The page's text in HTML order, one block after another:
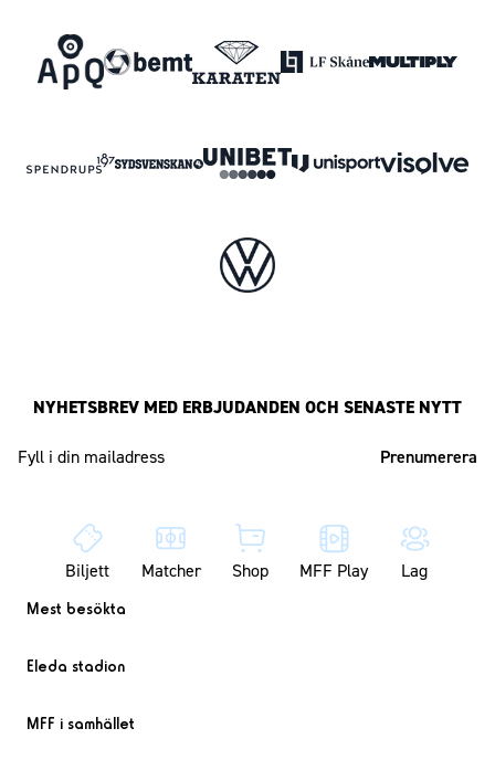
NYHETSBREV MED ERBJUDANDEN OCH SENASTE NYTT
Biljett Matcher Shop MFF Play Lag
Mest besökta
Eleda stadion
MFF i samhället